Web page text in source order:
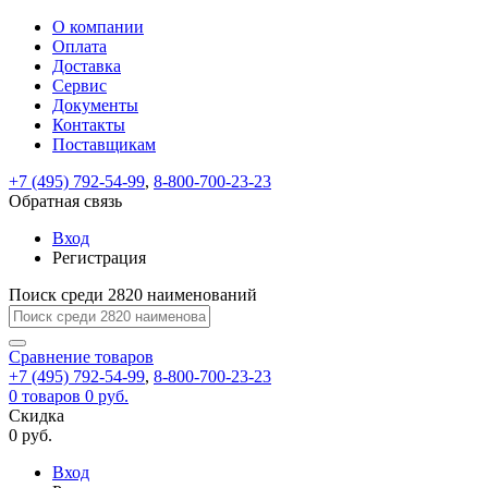
ВходРегистрация
Только
test@example.com
отправлена
по
ней
для
регистрации.
Ок
Только
Запомнить
меня
Забыли
Восстановление
пароля
Заполните
форму.
Мы
отправим
ссылку
на
указанный
электронный
адрес,
перейдя
по
которой
вы
новый
На
вашу
test@test.ru
отправлена
ссылка.
Перейдите
по
для
смены
пароля.
Введите
новый
пароль
Сменить
Пароль
успешно
Войти
Обратная
связь
Сообщение
пользовательского
соглашения
Ваше
сообщение
успешно
О компании
Оплата
Доставка
Сервис
Документы
Контакты
Поставщикам
+7 (495) 792-54-99, 8-800-700-23-23
Обратная связь
Вход
Регистрация
Поиск среди 2820 наименований
Сравнение товаров
+7 (495) 792-54-99, 8-800-700-23-23
0 товаров 0 руб.
Скидка
0 руб.
Вход